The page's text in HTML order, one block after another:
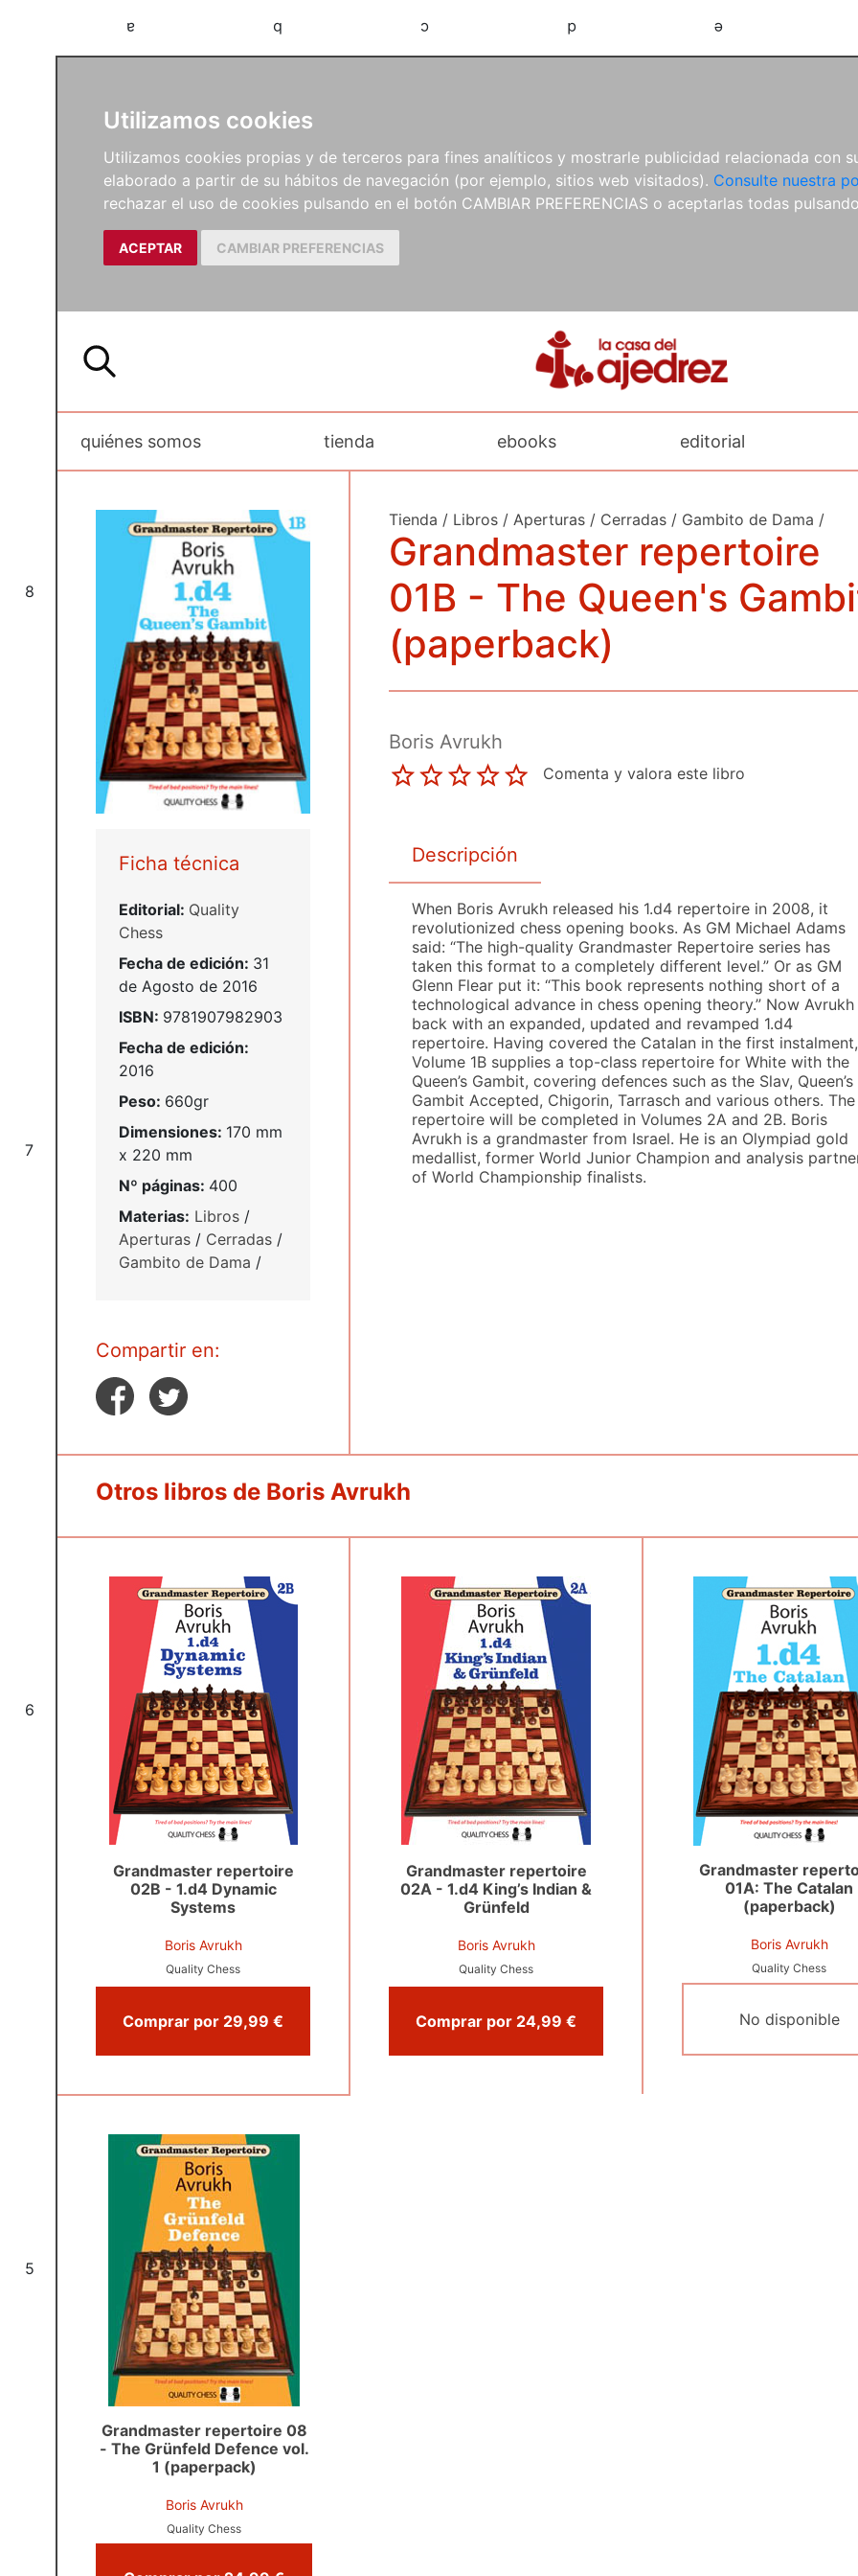
Utilizamos cookies
Utilizamos cookies propias y de terceros para fines analíticos y mostrarle publicidad relacionada con
elaborado a partir de su hábitos de navegación (por ejemplo, sitios web visitados). Consulte nuestra
rechazar el uso de cookies pulsando en el botón CAMBIAR PREFERENCIAS o aceptarlas todas
ACEPTAR CAMBIAR PREFERENCIAS
a b c d e
8
7
6
5
quiénes somos tienda ebooks editorial
Ficha técnica
Editorial: Quality
Chess
Fecha de edición: 31
de Agosto de 2016
ISBN: 9781907982903
Fecha de edición:
2016
Peso: 660gr
Dimensiones: 170 mm
x 220 mm
Nº páginas: 400
Materias: Libros /
Aperturas / Cerradas /
Gambito de Dama /
Compartir en:
Tienda / Libros / Aperturas / Cerradas / Gambito de Dama /
Grandmaster repertoire
01B - The Queen's
(paperback)
Boris Avrukh
Comenta y valora este libro
Descripción
When Boris Avrukh released his 1.d4 repertoire in 2008, it
revolutionized chess opening books. As GM Michael Adams
said: “The high-quality Grandmaster Repertoire series has
taken this format to a completely different level.” Or as GM
Glenn Flear put it: “This book represents nothing short of a
technological advance in chess opening theory.” Now Avrukh
back with an expanded, updated and revamped 1.d4
repertoire. Having covered the Catalan in the first instalment,
Volume 1B supplies a top-class repertoire for White with the
Queen’s Gambit, covering defences such as the Slav, Queen’s
Gambit Accepted, Chigorin, Tarrasch and various others. The
repertoire will be completed in Volumes 2A and 2B. Boris
Avrukh is a grandmaster from Israel. He is an Olympiad gold
medallist, former World Junior Champion and analysis
of World Championship finalists.
Otros libros de Boris Avrukh
Grandmaster repertoire
02B - 1.d4 Dynamic
Systems
Boris Avrukh
Quality Chess
Comprar por 29,99 €
Grandmaster repertoire
02A - 1.d4 King’s Indian &
Grünfeld
Boris Avrukh
Quality Chess
Comprar por 24,99 €
Grandmaster
01A: The Catalan
(paperback)
Boris Avrukh
Quality Chess
No disponible
Grandmaster repertoire 08
- The Grünfeld Defence vol.
1 (paperpack)
Boris Avrukh
Quality Chess